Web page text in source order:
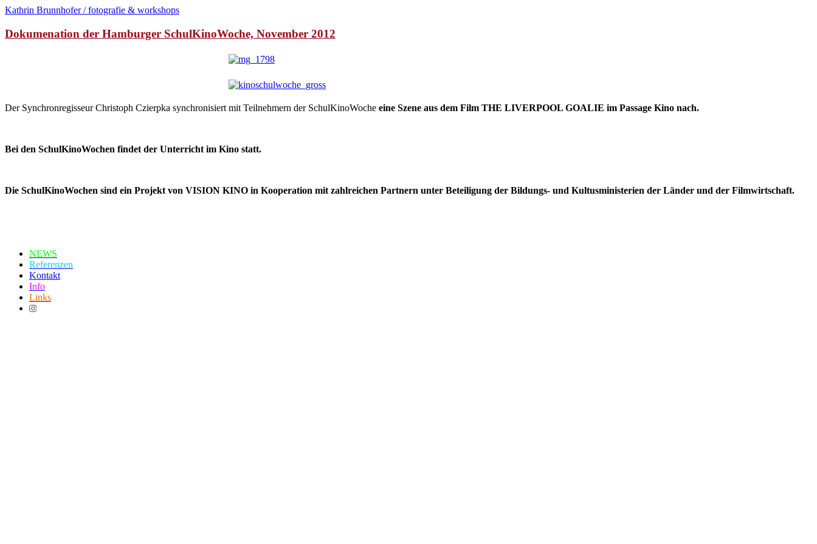
Kathrin Brunnhofer / fotografie & workshops
Dokumenation der Hamburger SchulKinoWoche, November 2012
Der Synchronregisseur Christoph Czierpka synchronisiert mit Teilnehmern der SchulKinoWoche eine Szene aus dem Film THE LIVERPOOL GOALIE im Passage Kino nach.
Bei den SchulKinoWochen findet der Unterricht im Kino statt.
Die SchulKinoWochen sind ein Projekt von VISION KINO in Kooperation mit zahlreichen Partnern unter Beteiligung der Bildungs- und Kultusministerien der Länder und der Filmwirtschaft.
NEWS
Referenzen
Kontakt
Info
Links